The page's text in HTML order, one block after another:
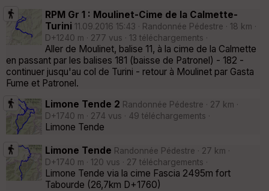
RPM Gr 1 : Moulinet-Cime de la Calmette-
Turini 11.09.2016 15:43 · Randonnée Pédestre · 18 km ·
D+1240 m · 277 vus · 13 téléchargements ·
Aller de Moulinet, balise 11, à la cime de la Calmette
en passant par les balises 181 (baisse de Patronel) - 182 -
continuer jusqu'au col de Turini - retour à Moulinet par Gasta
Fume et Patronel.
Limone Tende 2 Randonnée Pédestre · 27 km ·
D+1740 m · 274 vus · 49 téléchargements ·
Limone Tende
Limone Tende Randonnée Pédestre · 27 km ·
D+1740 m · 120 vus · 27 téléchargements ·
Limone Tende via la cime Fascia 2495m fort
Tabourde (26,7km D+1760)